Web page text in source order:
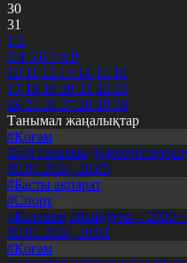
30
31
1 2
3 4 5 6 7 8 9
10 11 12 13 14 15 16
17 18 19 20 21 22 23
24 25 26 27 28 29 30
Танымал жаңалықтар
#Қоғам
Енді салалық дәрігерге
30.07.2026, 20:05
#Басты ақпарат
#Спорт
«Болашақ ойындары – 2026»
30.07.2026, 10:01
#Қоғам